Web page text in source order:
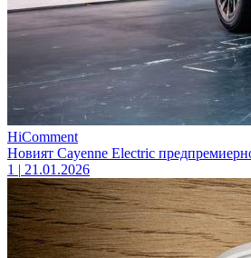
HiComment
Новият Cayenne Electric
1 | 21.01.2026